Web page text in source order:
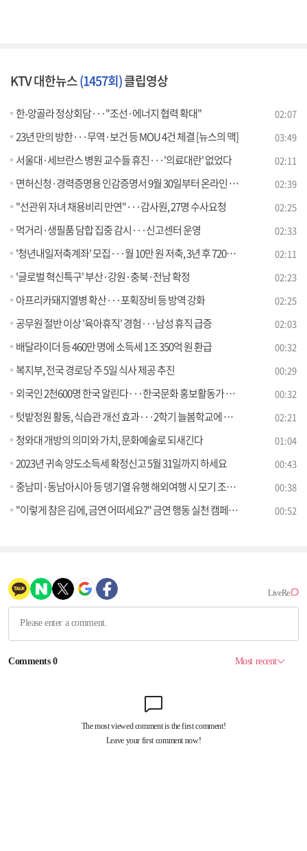
KTV 대한뉴스(1457회)클립영상
한-앙골라 정상회담···"조선·에너지 협력 확대" 02:07
23년 만의 방한···무역·보건 등 MOU 4건 체결 [뉴스의 맥] 03:49
서울대·세브란스 병원 교수들 휴진···'의료대란' 없었다 02:11
면허신청·경력증명용 인감증명서 9월 30일부터 온라인 발급 02:39
"선관위 자녀 채용비리 만연"···감사원, 27명 수사요청 02:25
먹거리·생필품 담합 집중 감시···신고센터 운영 02:33
'청년내일저축계좌' 모집···월 10만 원 저축, 3년 후 720만 원 02:11
'글로벌 혁신특구' 부산·강원·충북·전남 확정 02:23
아프리카돼지열병 확산···포획장비 등 방역 강화 02:25
공무원 절반 이상 '육아휴직' 경험···남성 휴직 급증 02:03
배달라이더 등 460만 명에 소득세 1조 350억 원 환급 00:32
복지부, 전국 경로당 주 5일 식사 제공 추진 00:29
외국인 2천600명 한국 알린다···한국문화 홍보활동가 발대식 00:32
텃밭정원 활동, 식습관 개선 효과···2학기 늘봄학교에 연계 02:21
청와대 개방의 의미와 가치, 문화예술로 되새긴다 01:04
2023년 귀속 양도소득세 확정신고 5월 31일까지 하세요 00:43
중남미·동남아시아 등 뎅기열 유행 해외여행 시 모기 조심하세요! 00:38
"이렇게 참은 김에, 금연 어떠세요?" 금연 행동 실천 캠페인 전개 00:52